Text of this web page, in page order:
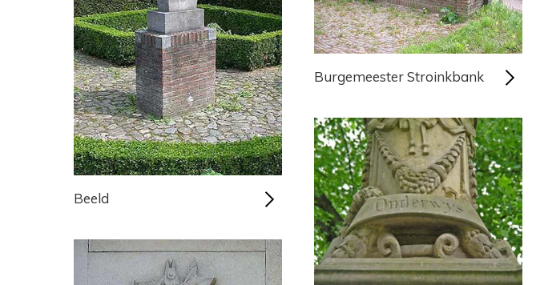
Beeld
Burgemeester Stroinkbank